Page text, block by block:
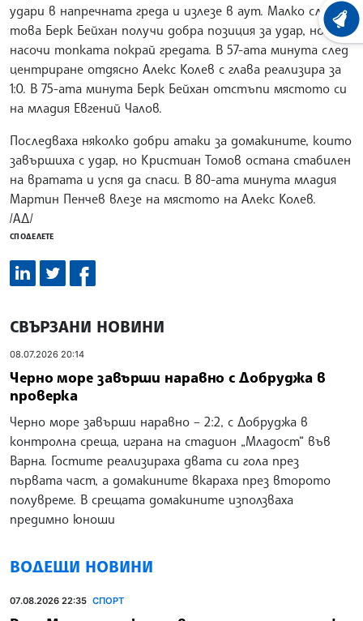
удари в напречната греда и излезе в аут. Малко след
това Берк Бейхан получи добра позиция за удар, но
насочи топката покрай гредата. В 57-ата минута след
центриране отдясно Алекс Колев с глава реализира за
1:0. В 75-ата минута Берк Бейхан отстъпи мястото си
на младия Евгений Чалов.
Последваха няколко добри атаки за домакините, които
завършиха с удар, но Кристиан Томов остана стабилен
на вратата и успя да спаси. В 80-ата минута младия
Мартин Пенчев влезе на мястото на Алекс Колев.
/АД/
СПОДЕЛЕТЕ
СВЪРЗАНИ НОВИНИ
08.07.2026 20:14
Черно море завърши наравно с Добруджа в
проверка
Черно море завърши наравно – 2:2, с Добруджа в
контролна среща, играна на стадион „Младост“ във
Варна. Гостите реализираха двата си гола през
първата част, а домакините вкараха през второто
полувреме. В срещата домакините използваха
предимно юноши
ВОДЕЩИ НОВИНИ
07.08.2026 22:35 СПОРТ